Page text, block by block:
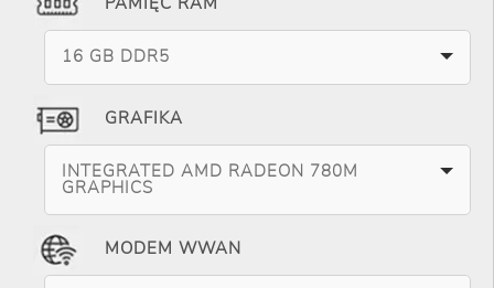
16 GB DDR5
GRAFIKA
INTEGRATED AMD RADEON 780M
GRAPHICS
MODEM WWAN